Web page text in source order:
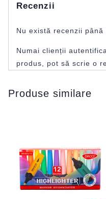
Recenzii
Nu există recenzii până
Numai clienții
produs, pot să scrie o
Produse similare